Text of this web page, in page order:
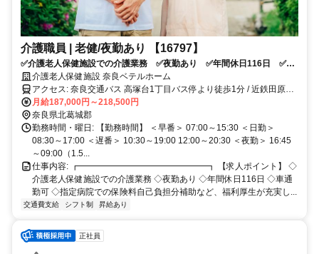
介護職員 | 老健/夜勤あり 【16797】
✅介護老人保健施設での介護業務 ✅夜勤あり ✅年間休日116日 ✅車
通勤可 ✅指定病院での保険料自己負担分補助など、福利厚生が充実し
た施設です！ ✅応募条件：介護系資格をお持ちの方
介護老人保健施設 奈良ベテルホーム
アクセス: 奈良交通バス 高塚台1丁目バス停より徒歩1分 / 近鉄田原本
線「佐味田川駅」徒歩 12分
月給187,000円～218,500円
奈良県北葛城郡
勤務時間・曜日: 【勤務時間】 ＜早番＞ 07:00～15:30 ＜日勤＞
08:30～17:00 ＜遅番＞ 10:30～19:00 12:00～20:30 ＜夜勤＞ 16:45
～09:00（1.5...
仕事内容: ┏━━━━━━━━━━━━━━━┓ 【求人ポイント】 ◇
介護老人保健施設での介護業務 ◇夜勤あり ◇年間休日116日 ◇車通
勤可 ◇指定病院での保険料自己負担分補助など、福利厚生が充実し...
交通費支給 シフト制 昇給あり
正社員